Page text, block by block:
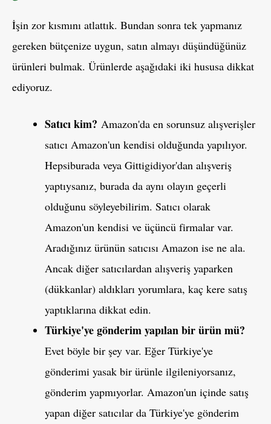
İşin zor kısmını atlattık. Bundan sonra tek yapmanız
gereken bütçenize uygun, satın almayı düşündüğünüz
ürünleri bulmak. Ürünlerde aşağıdaki iki hususa dikkat
ediyoruz.
Satıcı kim? Amazon'da en sorunsuz alışverişler
satıcı Amazon'un kendisi olduğunda yapılıyor.
Hepsiburada veya Gittigidiyor'dan alışveriş
yaptıysanız, burada da aynı olayın geçerli
olduğunu söyleyebilirim. Satıcı olarak
Amazon'un kendisi ve üçüncü firmalar var.
Aradığınız ürünün satıcısı Amazon ise ne ala.
Ancak diğer satıcılardan alışveriş yaparken
(dükkanlar) aldıkları yorumlara, kaç kere satış
yaptıklarına dikkat edin.
Türkiye'ye gönderim yapılan bir ürün mü?
Evet böyle bir şey var. Eğer Türkiye'ye
gönderimi yasak bir ürünle ilgileniyorsanız,
gönderim yapmıyorlar. Amazon'un içinde satış
yapan diğer satıcılar da Türkiye'ye gönderim